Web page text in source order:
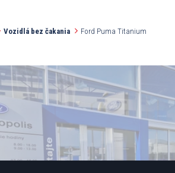
Vozidlá bez čakania Ford Puma Titanium